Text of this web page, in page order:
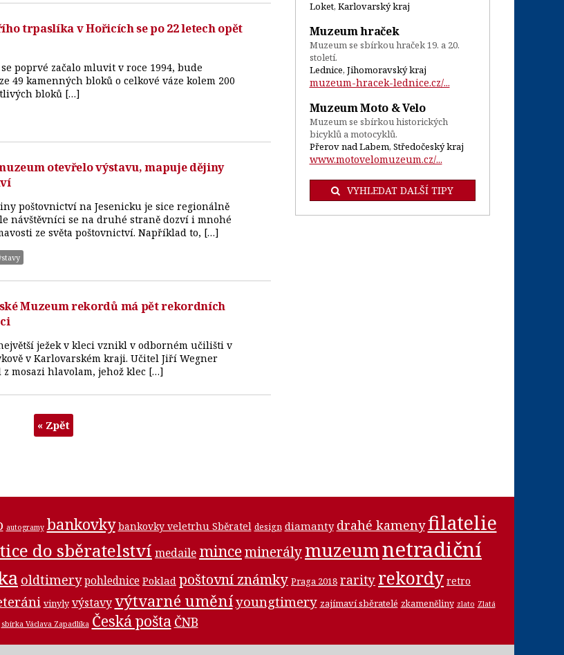
trpaslíka v Hořicích se po 22 letech opět
poprvé začalo mluvit v roce 1994, bude
49 kamenných bloků o celkové váze kolem 200
bloků […]
otevřelo výstavu, mapuje dějiny
poštovnictví na Jesenicku je sice regionálně
návštěvníci se na druhé straně dozví i mnohé
ze světa poštovnictví. Například to, […]
Muzeum rekordů má pět rekordních
ježek v kleci vznikl v odborném učilišti v
v Karlovarském kraji. Učitel Jiří Wegner
mosazi hlavolam, jehož klec […]
« Zpět
Loket, Karlovarský kraj
Muzeum hraček
Muzeum se sbírkou hraček 19. a 20.
století.
Lednice, Jihomoravský kraj
muzeum-hracek-lednice.cz/...
Muzeum Moto & Velo
Muzeum se sbírkou historických
bicyklů a motocyklů.
Přerov nad Labem, Středočeský kraj
www.motovelomuzeum.cz/...
VYHLEDAT DALŠÍ TIPY
autogramy bankovky bankovky veletrhu Sběratel design diamanty drahé kamenyfilatelie
do sběratelství medaile minceminerálymuzeumnetradiční
oldtimerypohlednice Poklad poštovní známky Praga 2018 rarity rekordy retro
vinyly výstavy výtvarné uměníyoungtimery zajímaví sběratelé zkameněliny zlato Zlatá
sbírka Václava Zapadlíka Česká pošta ČNB